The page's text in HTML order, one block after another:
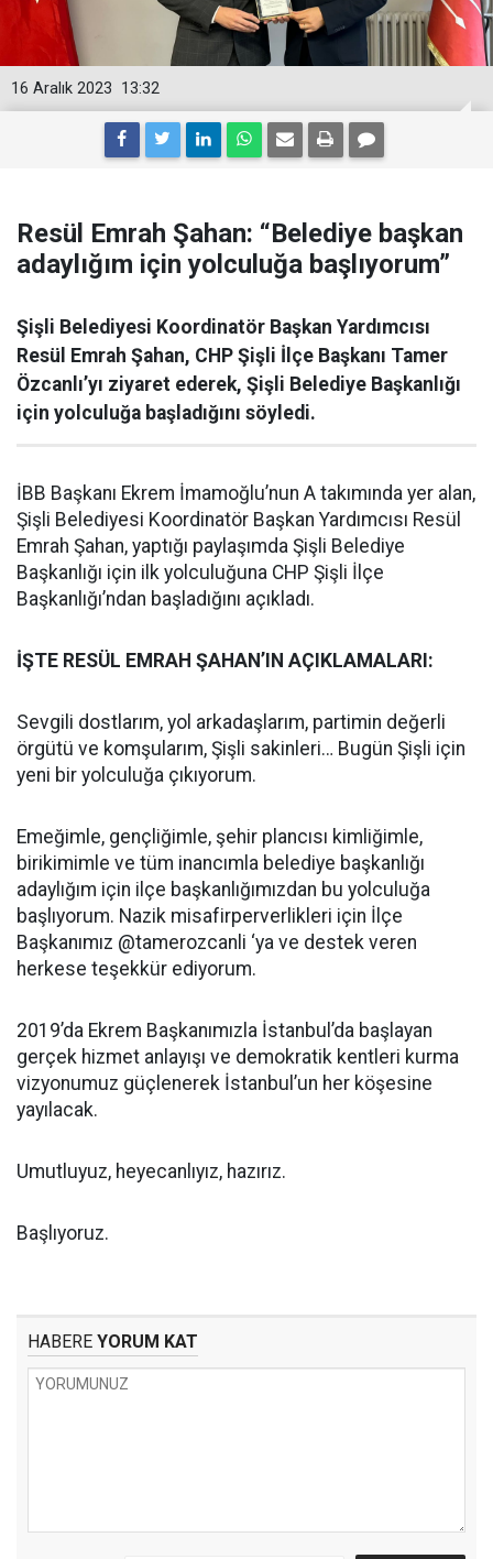
13:32
16 Aralık 2023
Resül Emrah Şahan: “Belediye başkan
adaylığım için yolculuğa başlıyorum”
Şişli Belediyesi Koordinatör Başkan Yardımcısı
Resül Emrah Şahan, CHP Şişli İlçe Başkanı Tamer
Özcanlı’yı ziyaret ederek, Şişli Belediye Başkanlığı
için yolculuğa başladığını söyledi.
İBB Başkanı Ekrem İmamoğlu’nun A takımında yer alan,
Şişli Belediyesi Koordinatör Başkan Yardımcısı Resül
Emrah Şahan, yaptığı paylaşımda Şişli Belediye
Başkanlığı için ilk yolculuğuna CHP Şişli İlçe
Başkanlığı’ndan başladığını açıkladı.
İŞTE RESÜL EMRAH ŞAHAN’IN AÇIKLAMALARI:
Sevgili dostlarım, yol arkadaşlarım, partimin değerli
örgütü ve komşularım, Şişli sakinleri… Bugün Şişli için
yeni bir yolculuğa çıkıyorum.
Emeğimle, gençliğimle, şehir plancısı kimliğimle,
birikimimle ve tüm inancımla belediye başkanlığı
adaylığım için ilçe başkanlığımızdan bu yolculuğa
başlıyorum. Nazik misafirperverlikleri için İlçe
Başkanımız @tamerozcanli ‘ya ve destek veren
herkese teşekkür ediyorum.
2019’da Ekrem Başkanımızla İstanbul’da başlayan
gerçek hizmet anlayışı ve demokratik kentleri kurma
vizyonumuz güçlenerek İstanbul’un her köşesine
yayılacak.
Umutluyuz, heyecanlıyız, hazırız.
Başlıyoruz.
HABERE YORUM KAT